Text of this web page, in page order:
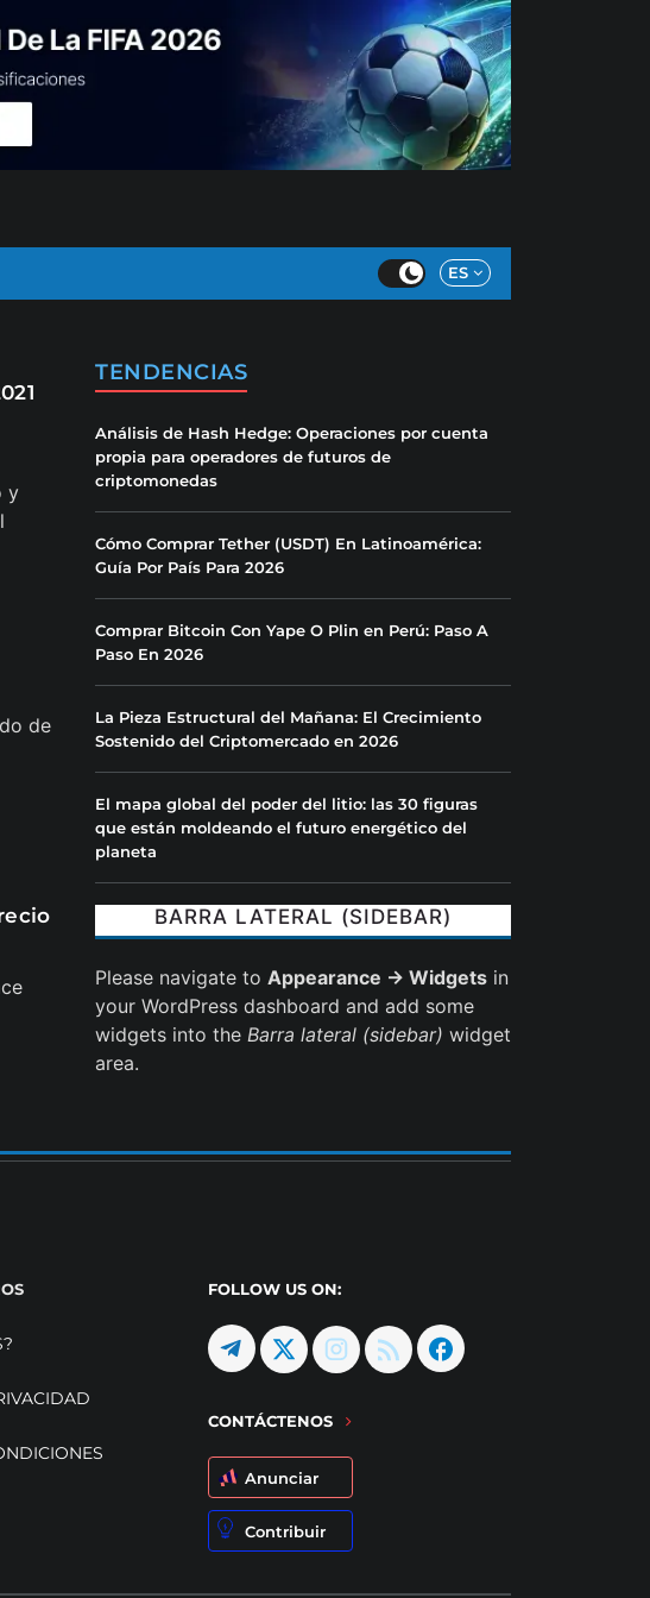
ES
y
de
TENDENCIAS
Análisis de Hash Hedge: Operaciones por cuenta
propia para operadores de futuros de
criptomonedas
Cómo Comprar Tether (USDT) En Latinoamérica:
Guía Por País Para 2026
Comprar Bitcoin Con Yape O Plin en Perú: Paso A
Paso En 2026
La Pieza Estructural del Mañana: El Crecimiento
Sostenido del Criptomercado en 2026
El mapa global del poder del litio: las 30 figuras
que están moldeando el futuro energético del
planeta
BARRA LATERAL (SIDEBAR)
Please navigate to Appearance → Widgets in
your WordPress dashboard and add some
widgets into the Barra lateral (sidebar) widget
area.
FOLLOW US ON:
CONTÁCTENOS
Anunciar
Contribuir